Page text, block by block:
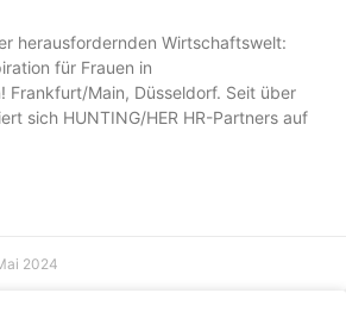
herausfordernden Wirtschaftswelt:
für Frauen in
Frankfurt/Main, Düsseldorf. Seit über
sich HUNTING/HER HR-Partners auf
2024